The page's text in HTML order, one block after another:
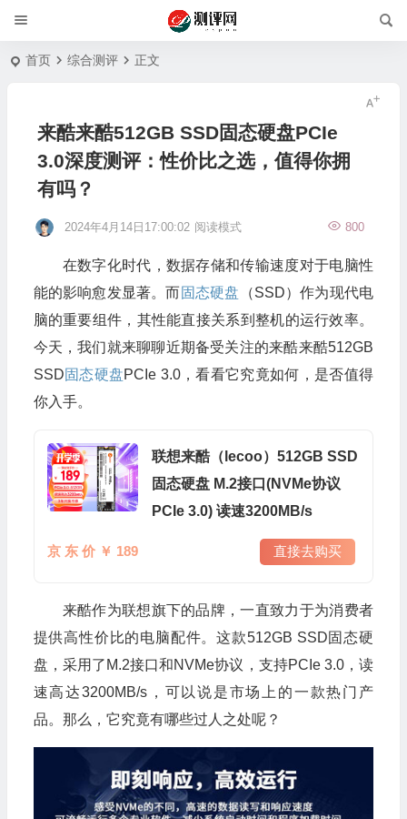
首页 综合测评 正文
来酷来酷512GB SSD固态硬盘PCIe
3.0深度测评：性价比之选，值得你拥
有吗？
2024年4月14日17:00:02 800
阅读模式
在数字化时代，数据存储和传输速度对于电脑性
能的影响愈发显著。而固态硬盘 （SSD）作为现代电
脑的重要组件，其性能直接关系到整机的运行效率。
今天，我们就来聊聊近期备受关注的来酷来酷512GB
SSD固态硬盘PCIe 3.0，看看它究竟如何，是否值得
你入手。
联想来酷（lecoo）512GB SSD
固态硬盘 M.2接口(NVMe协议
PCIe 3.0) 读速3200MB/s
京 东 价 ￥ 189 直接去购买
来酷作为联想旗下的品牌，一直致力于为消费者
提供高性价比的电脑配件。这款512GB SSD固态硬
盘，采用了M.2接口和NVMe协议，支持PCIe 3.0，读
速高达3200MB/s，可以说是市场上的一款热门产
品。那么，它究竟有哪些过人之处呢？